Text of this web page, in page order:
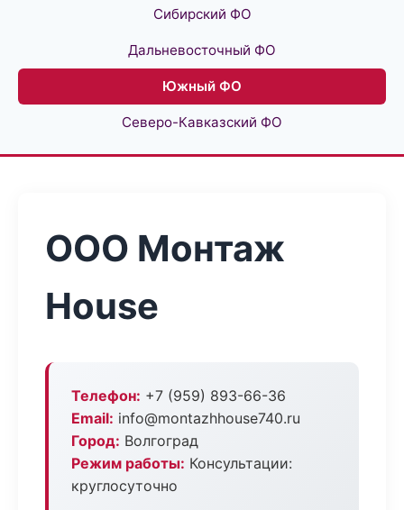
Сибирский ФО
Дальневосточный ФО
Южный ФО
Северо-Кавказский ФО
ООО Монтаж
House
Телефон: +7 (959) 893-66-36
Email: info@montazhhouse740.ru
Город: Волгоград
Режим работы: Консультации:
круглосуточно